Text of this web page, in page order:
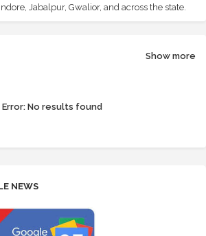
Jabalpur, Gwalior, and across the state.
Show more
Error: No results found
NEWS